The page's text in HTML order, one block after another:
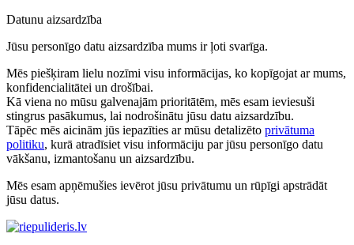
Datunu aizsardzība
Jūsu personīgo datu aizsardzība mums ir ļoti svarīga.
Mēs piešķiram lielu nozīmi visu informācijas, ko kopīgojat ar mums,
konfidencialitātei un drošībai.
Kā viena no mūsu galvenajām prioritātēm, mēs esam ieviesuši
stingrus pasākumus, lai nodrošinātu jūsu datu aizsardzību.
Tāpēc mēs aicinām jūs iepazīties ar mūsu detalizēto privātuma
politiku, kurā atradīsiet visu informāciju par jūsu personīgo datu
vākšanu, izmantošanu un aizsardzību.
Mēs esam apņēmušies ievērot jūsu privātumu un rūpīgi apstrādāt
jūsu datus.